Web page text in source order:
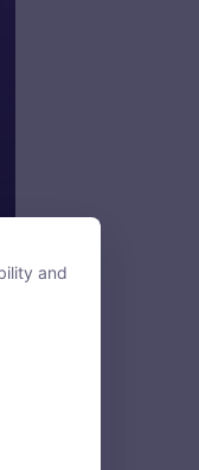
and
and